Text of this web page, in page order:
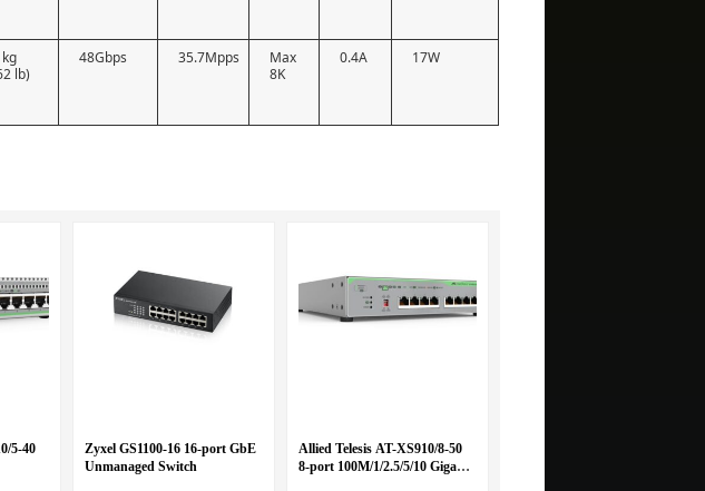
lb)
48Gbps 35.7Mpps
Max
8K
0.4A 17W
5-40
Zyxel GS1100-16 16-port GbE
Unmanaged Switch
Allied Telesis AT-XS910/8-50
8-port 100M/1/2.5/5/10 Gigabit